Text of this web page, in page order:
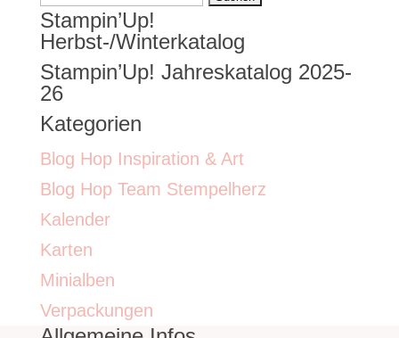
nach:
Stampin’Up!
Herbst-/Winterkatalog
Stampin’Up! Jahreskatalog 2025-
26
Kategorien
Blog Hop Inspiration & Art
Blog Hop Team Stempelherz
Kalender
Karten
Minialben
Verpackungen